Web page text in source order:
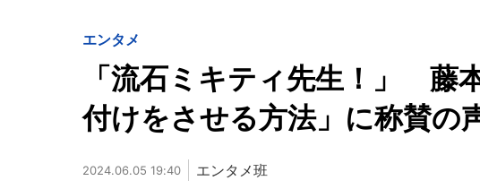
エンタメ
「流石ミキティ先生！」 藤
付けをさせる方法」に称賛の
2024.06.05 19:40 エンタメ班